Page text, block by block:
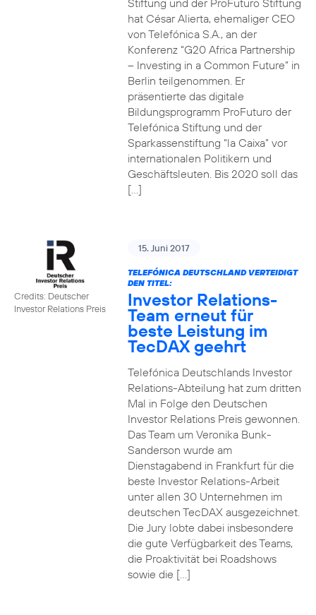
Stiftung und der ProFuturo Stiftung
hat César Alierta, ehemaliger CEO
von Telefónica S.A., an der
Konferenz “G20 Africa Partnership
– Investing in a Common Future” in
Berlin teilgenommen. Er
präsentierte das digitale
Bildungsprogramm ProFuturo der
Telefónica Stiftung und der
Sparkassenstiftung “la Caixa” vor
internationalen Politikern und
Geschäftsleuten. Bis 2020 soll das
[…]
Credits: Deutscher
Investor Relations Preis
15. Juni 2017
TELEFÓNICA DEUTSCHLAND VERTEIDIGT
DEN TITEL:
Investor Relations-
Team erneut für
beste Leistung im
TecDAX geehrt
Telefónica Deutschlands Investor
Relations-Abteilung hat zum dritten
Mal in Folge den Deutschen
Investor Relations Preis gewonnen.
Das Team um Veronika Bunk-
Sanderson wurde am
Dienstagabend in Frankfurt für die
beste Investor Relations-Arbeit
unter allen 30 Unternehmen im
deutschen TecDAX ausgezeichnet.
Die Jury lobte dabei insbesondere
die gute Verfügbarkeit des Teams,
die Proaktivität bei Roadshows
sowie die […]